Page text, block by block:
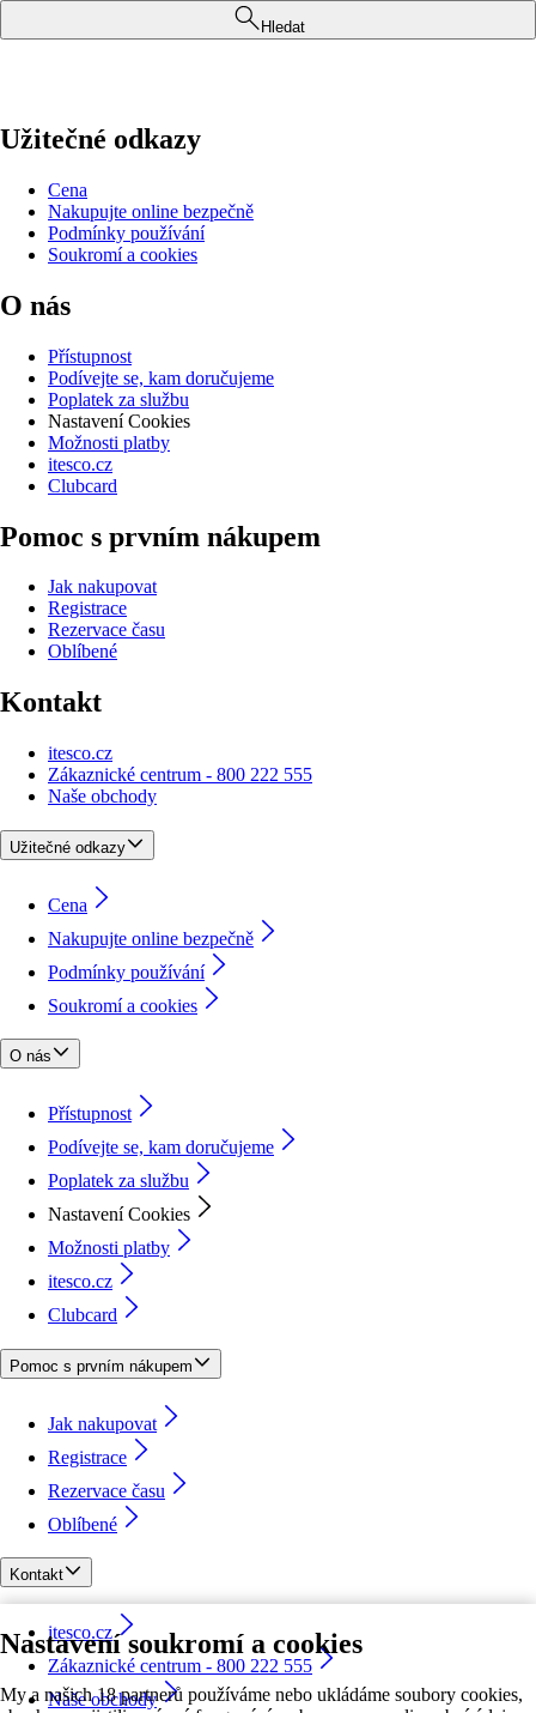
Nastavení soukromí a cookies
My a našich 18 partnerů používáme nebo ukládáme soubory cookies,
Hledat
Užitečné odkazy
Cena
Nakupujte online bezpečně
Podmínky používání
Soukromí a cookies
O nás
Přístupnost
Podívejte se, kam doručujeme
Poplatek za službu
Nastavení Cookies
Možnosti platby
itesco.cz
Clubcard
Pomoc s prvním nákupem
Jak nakupovat
Registrace
Rezervace času
Oblíbené
Kontakt
itesco.cz
Zákaznické centrum - 800 222 555
Naše obchody
Užitečné odkazy
Cena
Nakupujte online bezpečně
Podmínky používání
Soukromí a cookies
O nás
Přístupnost
Podívejte se, kam doručujeme
Poplatek za službu
Nastavení Cookies
Možnosti platby
itesco.cz
Clubcard
Pomoc s prvním nákupem
Jak nakupovat
Registrace
Rezervace času
Oblíbené
Kontakt
itesco.cz
Zákaznické centrum - 800 222 555
Naše obchody